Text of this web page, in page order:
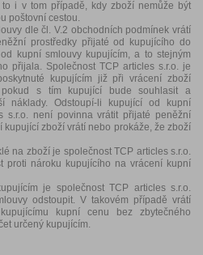
i v tom případě, kdy zboží nemůže být
poštovní cestou.
dle čl. V.2 obchodních podmínek vrátí
prostředky přijaté od kupujícího do
kupní smlouvy kupujícím, a to stejným
přijala. Společnost TCP articles s.r.o. je
kupujícím již při vrácení zboží
s tím kupující bude souhlasit a
náklady. Odstoupí-li kupující od kupní
s.r.o. není povinna vrátit přijaté peněžní
zboží vrátí nebo prokáže, že zboží
na zboží je společnost TCP articles s.r.o.
proti nároku kupujícího na vrácení kupní
je společnost TCP articles s.r.o.
odstoupit. V takovém případě vrátí
kupní cenu bez zbytečného
určený kupujícím.